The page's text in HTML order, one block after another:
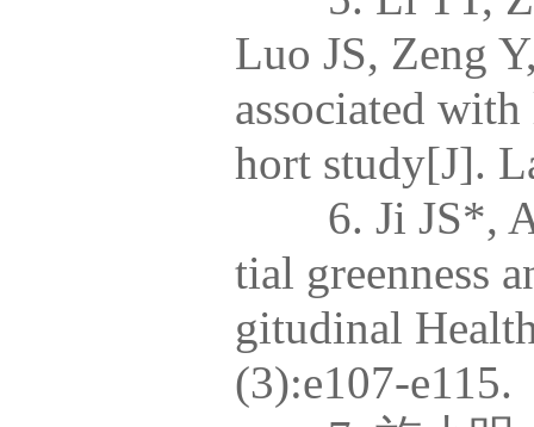
Luo JS, Zeng
associated
hort study[J].
6. Ji JS*,
tial greenness
gitudinal
(3):e107-e115.